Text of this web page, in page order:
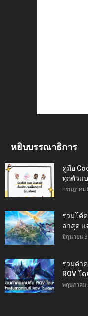
หยิบบรรณาธิการ
คู่มือ
ทุกตัวแ
กรกฎาคม
รวมโค้
ล่าสุด แ
มิถุนายน
รวมคำ
ROV โ
พฤษภาคม